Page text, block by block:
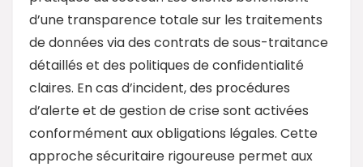
d’une transparence totale sur les traitements
de données via des contrats de sous-traitance
détaillés et des politiques de confidentialité
claires. En cas d’incident, des procédures
d’alerte et de gestion de crise sont activées
conformément aux obligations légales. Cette
approche sécuritaire rigoureuse permet aux